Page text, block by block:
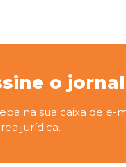
o
na sua caixa de e-
jurídica.